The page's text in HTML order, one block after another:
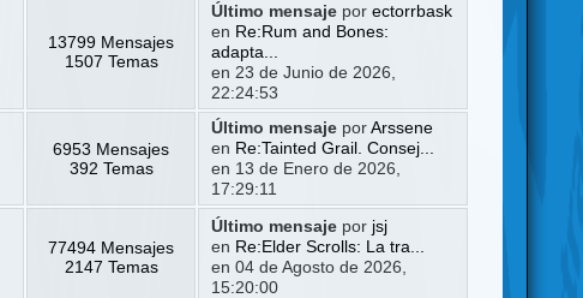
13799 Mensajes
1507 Temas
Último mensajepor ectorrbask
en Re:Rum and Bones:
adapta...
en 23 de Junio de 2026,
22:24:53
6953 Mensajes
392 Temas
Último mensajepor Arssene
en Re:Tainted Grail. Consej...
en 13 de Enero de 2026,
17:29:11
77494 Mensajes
2147 Temas
Último mensajepor jsj
en Re:Elder Scrolls: La tra...
en 04 de Agosto de 2026,
15:20:00